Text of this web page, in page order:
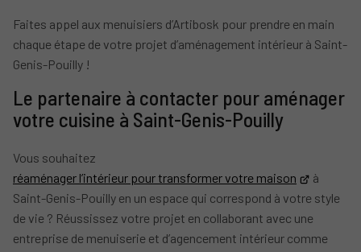
Faites appel aux menuisiers d’Artibosk pour prendre en main
chaque étape de votre projet d’aménagement intérieur à Saint-
Genis-Pouilly !
Le partenaire à contacter pour aménager
votre cuisine à Saint-Genis-Pouilly
Vous souhaitez
réaménager l’intérieur pour transformer votre maison
à
Saint-Genis-Pouilly en un espace qui correspond à votre style
de vie ? Réussissez votre projet en collaborant avec une
entreprise de menuiserie et d’agencement intérieur comme